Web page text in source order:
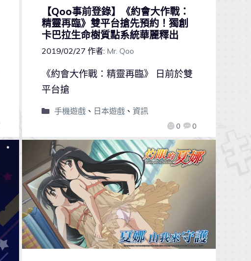
【Qoo事前登錄】《約會大作戰：
精靈再臨》雙平台搶先預約！獨創
卡巴拉生命樹質點系統華麗釋出
2019/02/27 作者: Mr. Qoo
0 0
《約會大作戰：精靈再臨》 日前於雙
平台搶
手機遊戲、 日本遊戲、 資訊